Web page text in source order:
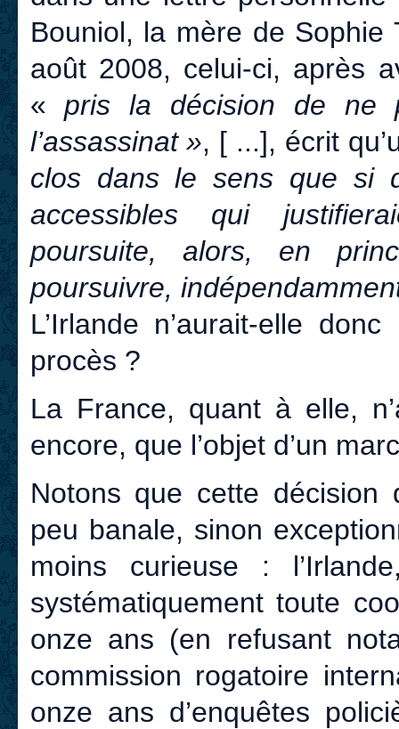
Bouniol, la mère de
août 2008, celui-ci, après
«pris la décision de ne
l’assassinat », [ ...], écrit
clos dans le sens que si
accessibles qui
poursuite, alors, en
poursuivre,
L’Irlande n’aurait-elle
procès ?
La France, quant à elle,
encore, que l’objet d’un
Notons que cette décision
peu banale, sinon
moins curieuse :
systématiquement toute
onze ans (en refusant
commission rogatoire
onze ans d’enquêtes